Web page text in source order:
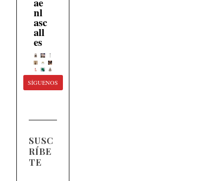
nl
asc
all
es
SÍGUENOS
SUSC
RÍBE
TE